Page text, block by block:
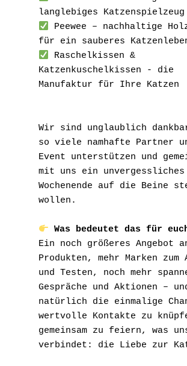
langlebiges Katzenspielzeug
Peewee – nachhaltige
für ein sauberes
Raschelkissen &
Katzenkuschelkissen - die
Manufaktur für Ihre Katzen
Wir sind unglaublich
so viele namhafte Partner
Event unterstützen und
mit uns ein unvergessliches
Wochenende auf die Beine
wollen.
Was bedeutet das für
Ein noch größeres Angebot
Produkten, mehr Marken zum
und Testen, noch mehr
Gespräche und Aktionen –
natürlich die einmalige
wertvolle Kontakte zu
gemeinsam zu feiern, was
verbindet: die Liebe zur